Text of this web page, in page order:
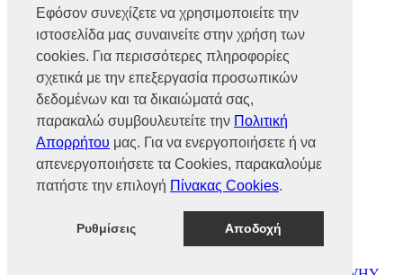
Εφόσον συνεχίζετε να χρησιμοποιείτε την
ιστοσελίδα μας συναινείτε στην χρήση των
cookies. Για περισσότερες πληροφορίες
σχετικά με την επεξεργασία προσωπικών
δεδομένων και τα δικαιώματά σας,
παρακαλώ συμβουλευτείτε την Πολιτική
Απορρήτου μας. Για να ενεργοποιήσετε ή να
απενεργοποιήσετε τα Cookies, παρακαλούμε
πατήστε την επιλογή Πίνακας Cookies.
Ρυθμίσεις Αποδοχή
Μάθετε Περισσότερα
Η Εταιρεία
Brands
Νέα
Οικονομικά στοιχεία
Υποστήριξη
Επικοινωνία
Γίνε συνεργάτης
Πολιτική απορρήτου